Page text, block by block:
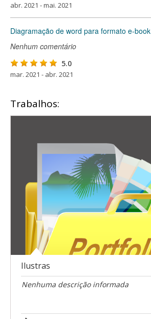
abr. 2021 - mai. 2021
Diagramação de word para formato e-book
Nenhum comentário
5.0
mar. 2021 - abr. 2021
Trabalhos:
Ilustras
Nenhuma descrição informada